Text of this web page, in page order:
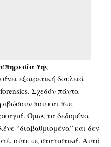
της
εξαιρετική δουλειά
Σχεδόν πάντα
που και πως
Όμως τα δεδομένα
“διαβαθμισμένα” και δεν
ούτε ως στατιστικά. Αυτό